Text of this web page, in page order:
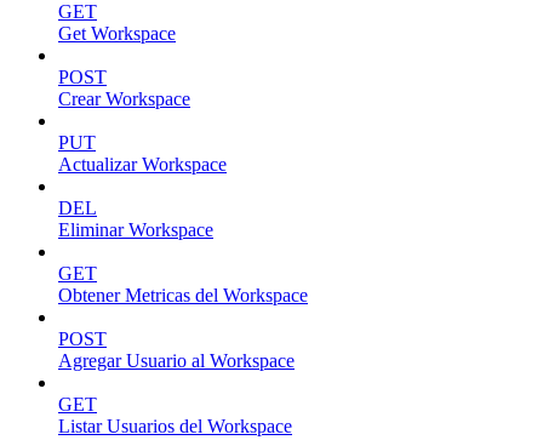
GET
Get Workspace
POST
Crear Workspace
PUT
Actualizar Workspace
DEL
Eliminar Workspace
GET
Obtener Metricas del Workspace
POST
Agregar Usuario al Workspace
GET
Listar Usuarios del Workspace